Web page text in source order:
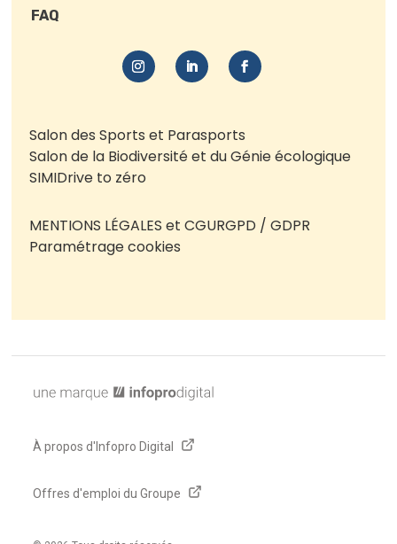
FAQ
Salon des Sports et Parasports
Salon de la Biodiversité et du Génie écologique
SIMIDrive to zéro
MENTIONS LÉGALES et CGURGPD / GDPR
Paramétrage cookies